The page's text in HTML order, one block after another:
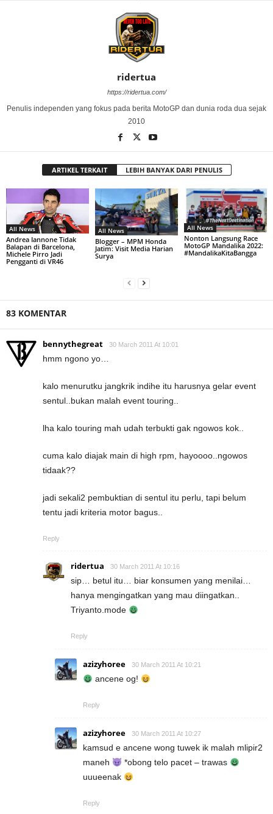
ridertua
https://ridertua.com/
Penulis independen yang fokus pada berita MotoGP dan dunia roda dua sejak
2010
ARTIKEL TERKAIT LEBIH BANYAK DARI PENULIS
All News
Andrea Iannone Tidak
Balapan di Barcelona,
Michele Pirro Jadi
Pengganti di VR46
All News
Blogger – MPM Honda
Jatim: Visit Media Harian
Surya
All News
Nonton Langsung Race
MotoGP Mandalika 2022:
#MandalikaKitaBangga
83 KOMENTAR
bennythegreat 30 March 2011 At 10:01
hmm ngono yo…
kalo menurutku jangkrik indihe itu harusnya gelar event
sentul..bukan malah event touring..
lha kalo touring mah udah terbukti gak ngowos kok..
cuma kalo diajak main di high rpm, hayoooo..ngowos
tidaak??
jadi sekali2 pembuktian di sentul itu perlu, tapi belum
tentu jadi kriteria motor bagus..
Reply
ridertua 30 March 2011 At 10:16
sip… betul itu… biar konsumen yang menilai…
hanya mengingatkan yang mau diingatkan..
Triyanto.mode
Reply
azizyhoree 30 March 2011 At 10:21
ancene og!
Reply
azizyhoree 30 March 2011 At 10:27
kamsud e ancene wong tuwek ik malah mlipir2
maneh
*obong telo pacet – trawas
uuueenak
Reply